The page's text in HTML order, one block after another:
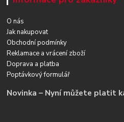
O nás
Jak nakupovat
Obchodní podmínky
Reklamace a vrácení zboží
Doprava a platba
Poptávkový formulář
Novinka – Nyní můžete platit